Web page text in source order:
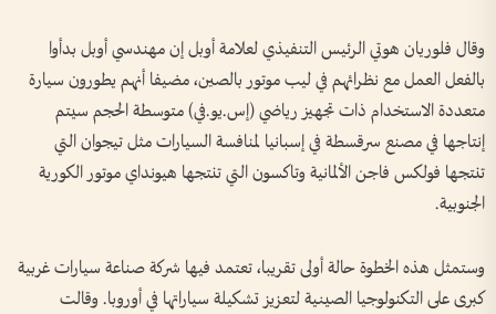
وقال فلوريان هوتي الرئيس التنفيذي لعلامة أوبل إن مهندسي أوبل بدأوا
بالفعل العمل مع نظرائهم في ليب موتور بالصين، مضيفا أنهم يطورون سيارة
متعددة الاستخدام ذات تجهيز رياضي (إس.يو.في) متوسطة الحجم سيتم
إنتاجها في مصنع سرقسطة في إسبانيا لمنافسة السيارات مثل تيجوان التي
تنتجها فولكس فاجن الألمانية وتاكسون التي تنتجها هيونداي موتور الكورية
الجنوبية.
وستمثل هذه الخطوة حالة أولى تقريبا، تعتمد فيها شركة صناعة سيارات غربية
كبرى على التكنولوجيا الصينية لتعزيز تشكيلة سياراتها في أوروبا. وقالت